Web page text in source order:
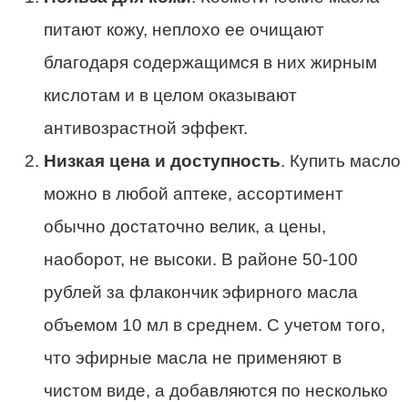
питают кожу, неплохо ее очищают
благодаря содержащимся в них жирным
кислотам и в целом оказывают
антивозрастной эффект.
Низкая цена и доступность. Купить масло
можно в любой аптеке, ассортимент
обычно достаточно велик, а цены,
наоборот, не высоки. В районе 50-100
рублей за флакончик эфирного масла
объемом 10 мл в среднем. С учетом того,
что эфирные масла не применяют в
чистом виде, а добавляются по несколько